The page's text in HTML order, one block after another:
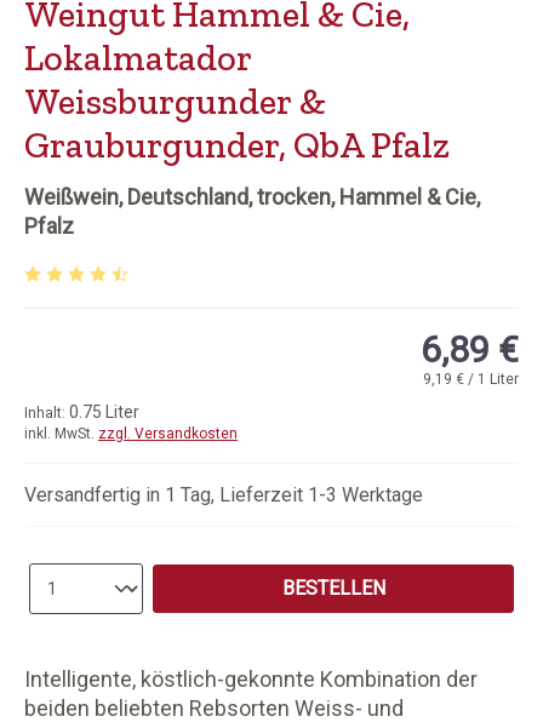
Intelligente, köstlich-gekonnte Kombination der
beiden beliebten Rebsorten Weiss- und
Weingut Hammel & Cie,
Lokalmatador
Weissburgunder &
Grauburgunder, QbA Pfalz
Weißwein, Deutschland, trocken, Hammel & Cie,
Pfalz
6,89 €
9,19 € / 1 Liter
Inhalt: 0.75 Liter
inkl. MwSt. zzgl. Versandkosten
Versandfertig in 1 Tag, Lieferzeit 1-3 Werktage
Produkt Anzahl: Gib den gewünschten
BESTELLEN